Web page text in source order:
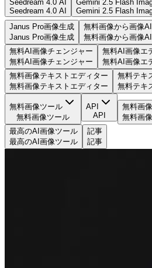
Seedream 4.0 AI
Seedream 4.0 AI
Gemini 2.5 Flash
Gemini 2.5 Flash
Janus Pro画像生成
Janus Pro画像生成
無料画像から画像AI
無料画像から画像AI
無料AI画像チェンジャー
無料AI画像チェンジャー
無料AI画像エ
無料AI画像エ
無料画像テキストエディター
無料画像テキストエディター
無料テキ
無料テキ
無料画像ツール
無料画像ツール
API
API
無料画
無料画
最高のAI画像ツール
最高のAI画像ツール
記事
記事